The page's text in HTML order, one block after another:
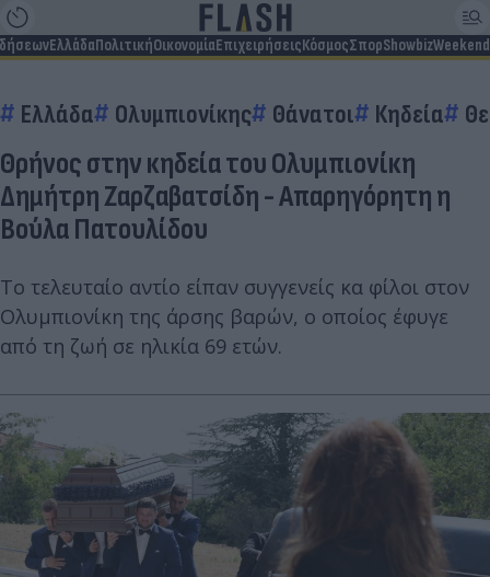
ΕλλάδαΠολιτικήΟικονομίαΕπιχειρήσειςΚόσμοςΣπορShowbizWeekend
Ελλάδα Ολυμπιονίκης Θάνατοι Κηδεία
Θρήνος στην κηδεία του Ολυμπιονίκη
Δημήτρη Ζαρζαβατσίδη - Απαρηγόρητη η
Βούλα Πατουλίδου
Το τελευταίο αντίο είπαν συγγενείς κα φίλοι στον
Ολυμπιονίκη της άρσης βαρών, ο οποίος έφυγε
από τη ζωή σε ηλικία 69 ετών.